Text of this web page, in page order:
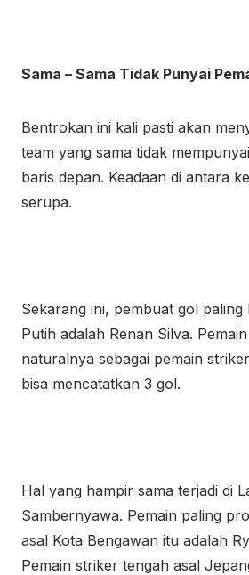
Sama – Sama Tidak Punyai
Bentrokan ini kali pasti akan
team yang sama tidak
baris depan. Keadaan di antara
serupa.
Sekarang ini, pembuat gol
Putih adalah Renan Silva.
naturalnya sebagai pemain
bisa mencatatkan 3 gol.
Hal yang hampir sama terjadi di
Sambernyawa. Pemain paling
asal Kota Bengawan itu adalah
Pemain striker tengah asal